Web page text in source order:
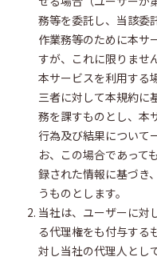
務等を委託し、当該委
作業務等のために本サ
すが、これに限りませ
本サービスを利用する
三者に対して本規約に
務を課すものとし、本
行為及び結果について
お、この場合であって
録された情報に基づき
うものとします。
当社は、ユーザーに対
る代理権をも付与する
対し当社の代理人とし